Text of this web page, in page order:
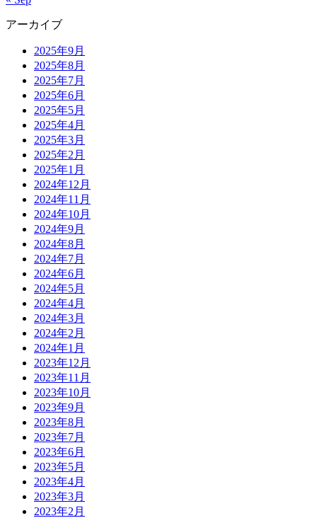
アーカイブ
2025年9月
2025年8月
2025年7月
2025年6月
2025年5月
2025年4月
2025年3月
2025年2月
2025年1月
2024年12月
2024年11月
2024年10月
2024年9月
2024年8月
2024年7月
2024年6月
2024年5月
2024年4月
2024年3月
2024年2月
2024年1月
2023年12月
2023年11月
2023年10月
2023年9月
2023年8月
2023年7月
2023年6月
2023年5月
2023年4月
2023年3月
2023年2月